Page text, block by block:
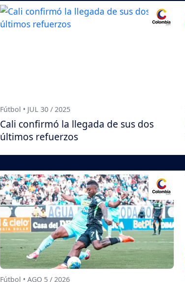
Fútbol • JUL 30 / 2025
Cali confirmó la llegada de sus dos
últimos refuerzos
Fútbol • AGO 5 / 2026